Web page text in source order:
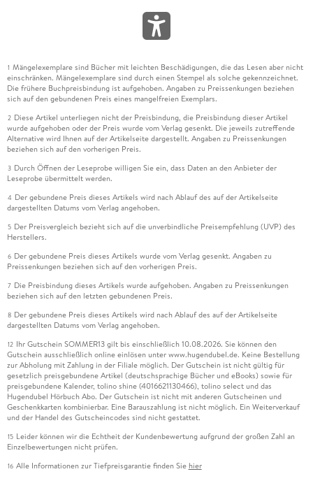
1 Mängelexemplare sind Bücher mit leichten Beschädigungen, die das Lesen aber nicht
einschränken. Mängelexemplare sind durch einen Stempel als solche gekennzeichnet.
Die frühere Buchpreisbindung ist aufgehoben. Angaben zu Preissenkungen beziehen
sich auf den gebundenen Preis eines mangelfreien Exemplars.
2 Diese Artikel unterliegen nicht der Preisbindung, die Preisbindung dieser Artikel
wurde aufgehoben oder der Preis wurde vom Verlag gesenkt. Die jeweils zutreffende
Alternative wird Ihnen auf der Artikelseite dargestellt. Angaben zu Preissenkungen
beziehen sich auf den vorherigen Preis.
3 Durch Öffnen der Leseprobe willigen Sie ein, dass Daten an den Anbieter der
Leseprobe übermittelt werden.
4 Der gebundene Preis dieses Artikels wird nach Ablauf des auf der Artikelseite
dargestellten Datums vom Verlag angehoben.
5 Der Preisvergleich bezieht sich auf die unverbindliche Preisempfehlung (UVP) des
Herstellers.
6 Der gebundene Preis dieses Artikels wurde vom Verlag gesenkt. Angaben zu
Preissenkungen beziehen sich auf den vorherigen Preis.
7 Die Preisbindung dieses Artikels wurde aufgehoben. Angaben zu Preissenkungen
beziehen sich auf den letzten gebundenen Preis.
8 Der gebundene Preis dieses Artikels wird nach Ablauf des auf der Artikelseite
dargestellten Datums vom Verlag angehoben.
12 Ihr Gutschein SOMMER13 gilt bis einschließlich 10.08.2026. Sie können den
Gutschein ausschließlich online einlösen unter www.hugendubel.de. Keine Bestellung
zur Abholung mit Zahlung in der Filiale möglich. Der Gutschein ist nicht gültig für
gesetzlich preisgebundene Artikel (deutschsprachige Bücher und eBooks) sowie für
preisgebundene Kalender, tolino shine (4016621130466), tolino select und das
Hugendubel Hörbuch Abo. Der Gutschein ist nicht mit anderen Gutscheinen und
Geschenkkarten kombinierbar. Eine Barauszahlung ist nicht möglich. Ein Weiterverkauf
und der Handel des Gutscheincodes sind nicht gestattet.
15 Leider können wir die Echtheit der Kundenbewertung aufgrund der großen Zahl an
Einzelbewertungen nicht prüfen.
16 Alle Informationen zur Tiefpreisgarantie finden Sie hier